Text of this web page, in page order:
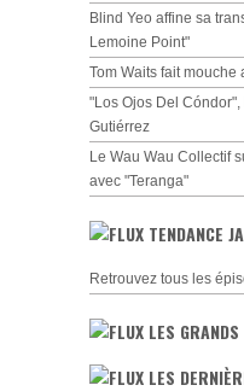
Blind Yeo affine sa
Lemoine Point"
Tom Waits fait mouche
"Los Ojos Del
Gutiérrez
Le Wau Wau Collectif
avec "Teranga"
TENDANCE
Retrouvez tous les
LES
LES